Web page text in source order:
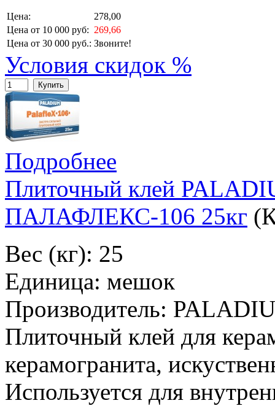
Цена:
278,00
Цена от 10 000 руб: 269,66
Цена от 30 000 руб.: Звоните!
Условия скидок %
Купить
Подробнее
Плиточный клей
ПАЛАФЛЕКС-106 25кг
Вес (кг): 25
Единица: мешок
Производитель:
Плиточный клей для
керамогранита,
Используется для